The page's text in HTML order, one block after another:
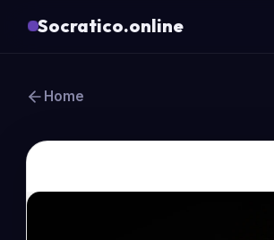
Socratico.online
Home